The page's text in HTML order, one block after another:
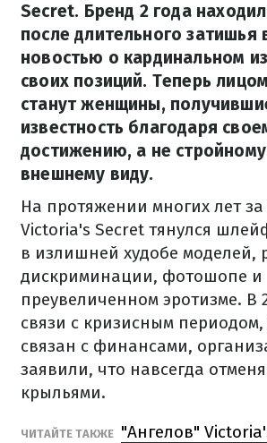
Secret. Бренд 2 года
после длительного затишья
новостью о кардинальном
своих позиций. Теперь
станут женщины,
известность благодаря
достижению, а не стройному
внешнему виду.
На протяжении многих лет
Victoria's Secret тянулся
в излишней худобе моделей,
дискриминации, фотошопе и
преувеличенном эротизме. В
связи с кризисным
связан с финансами,
заявили, что навсегда
крыльями.
ЧИТАЙТЕ ТАКЖЕ "Ангелов"